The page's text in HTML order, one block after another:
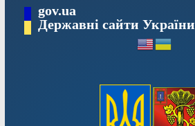
вмісту
gov.ua
Державні сайти України